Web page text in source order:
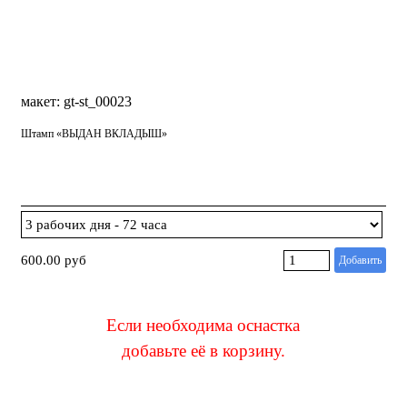
макет: gt-st_00023
Штамп «ВЫДАН ВКЛАДЫШ»
600.00 руб Добавить
Если необходима оснастка
добавьте её в корзину.